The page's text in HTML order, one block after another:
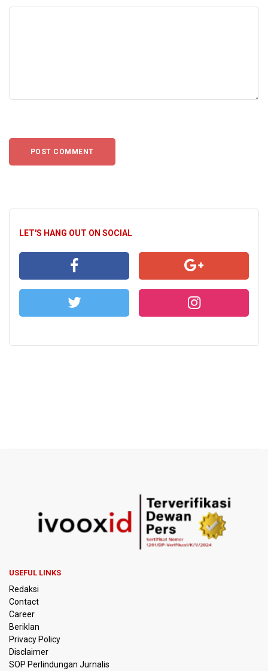
LET'S HANG OUT ON SOCIAL
USEFUL LINKS
Redaksi
Contact
Career
Beriklan
Privacy Policy
Disclaimer
SOP Perlindungan Jurnalis